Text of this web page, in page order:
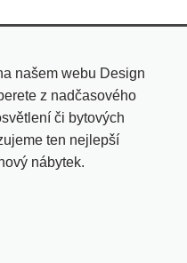
našem webu Design
z nadčasového
či bytových
ten nejlepší
nábytek.